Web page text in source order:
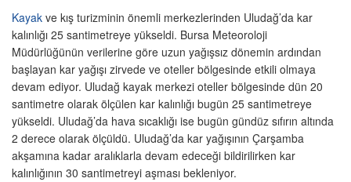
Kayak ve kış turizminin önemli merkezlerinden Uludağ’da kar
kalınlığı 25 santimetreye yükseldi. Bursa Meteoroloji
Müdürlüğünün verilerine göre uzun yağışsız dönemin ardından
başlayan kar yağışı zirvede ve oteller bölgesinde etkili olmaya
devam ediyor. Uludağ kayak merkezi oteller bölgesinde dün 20
santimetre olarak ölçülen kar kalınlığı bugün 25 santimetreye
yükseldi. Uludağ’da hava sıcaklığı ise bugün gündüz sıfırın altında
2 derece olarak ölçüldü. Uludağ’da kar yağışının Çarşamba
akşamına kadar aralıklarla devam edeceği bildirilirken kar
kalınlığının 30 santimetreyi aşması bekleniyor.